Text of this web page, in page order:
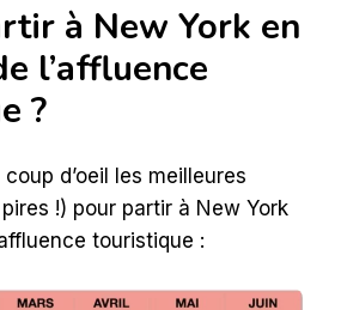
à New York en
l’affluence
?
d’oeil les meilleures
!) pour partir à New York
touristique :